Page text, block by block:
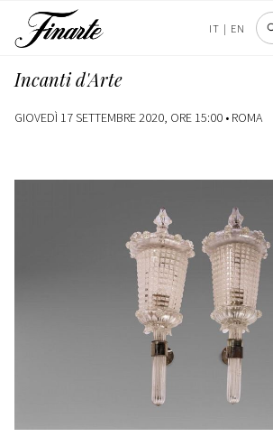
IT | EN
Incanti d'Arte
GIOVEDÌ 17 SETTEMBRE 2020, ORE 15:00 • ROMA